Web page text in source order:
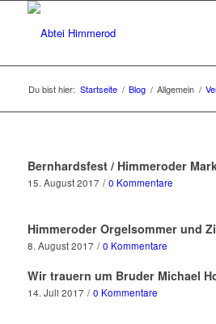
Du bist hier: Startseite / Blog / Allgemein /
Bernhardsfest / Himmeroder
15. August 2017 / 0 Kommentare
Himmeroder Orgelsommer und
8. August 2017 / 0 Kommentare
Wir trauern um Bruder Michael
14. Juli 2017 / 0 Kommentare